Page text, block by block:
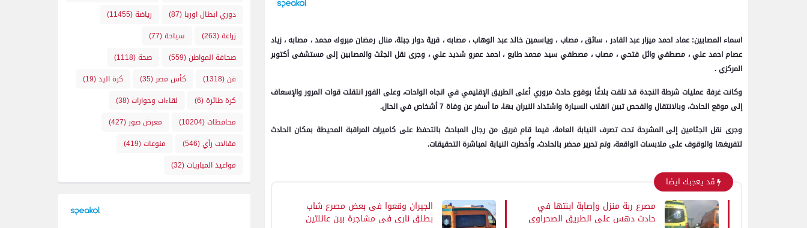
اسماء المصابين: عماد احمد ميزار عبد القادر ، سائق ، مصاب ، وياسمين خالد عبد الوهاب ، مصابه ، قرية دوار جبلة، منال رمضان مبروك محمد ، مصابه ، زياد
عصام احمد علي ، مصطفي وائل فتحي ، مصاب ، مصطفي سيد محمد طايع ، احمد عمرو شديد علي ، وجرى نقل الجثث والمصابين إلى مستشفى أكتوبر
المركزي .
وكانت غرفة عمليات شرطة النجدة قد تلقت بلاغًا بوقوع حادث مروري أعلى الطريق الإقليمي في اتجاه الواحات، وعلى الفور انتقلت قوات المرور والإسعاف
إلى موقع الحادث، وبالانتقال والفحص تبين انقلاب السيارة واشتداد النيران بها، ما أسفر عن وفاة 7 أشخاص في الحال.
وجرى نقل الجثامين إلى المشرحة تحت تصرف النيابة العامة، فيما قام فريق من رجال المباحث بالتحفظ على كاميرات المراقبة المحيطة بمكان الحادث
لتفريغها والوقوف على ملابسات الواقعة، وتم تحرير محضر بالحادث، وأُخطرت النيابة لمباشرة التحقيقات.
قد يعجبك ايضا
مصرع ربة منزل وإصابة ابنتها في
حادث دهس على الطريق الصحراوي
الجيران وقعوا فى بعض مصرع شاب
بطلق ناري في مشاجرة بين عائلتين
دوري ابطال اوربا (87) رياضة(11455)
زراعة(263) سياحة(77)
صحافة المواطن(559) صحة(1118)
فن(1318) كأس مصر (35) كرة اليد(19)
كرة طائرة(6) لقاءات وحوارات(38)
محافظات(10204) معرض صور (427)
مقالات رأي(546) منوعات(419)
مواعيد المباريات(32)